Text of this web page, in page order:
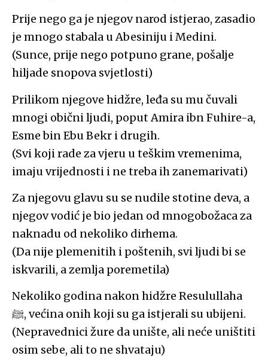
Prije nego ga je njegov narod istjerao, zasadio
je mnogo stabala u Abesiniju i Medini.
(Sunce, prije nego potpuno grane, pošalje
hiljade snopova svjetlosti)
Prilikom njegove hidžre, leđa su mu čuvali
mnogi obični ljudi, poput Amira ibn Fuhire-a,
Esme bin Ebu Bekr i drugih.
(Svi koji rade za vjeru u teškim vremenima,
imaju vrijednosti i ne treba ih zanemarivati)
Za njegovu glavu su se nudile stotine deva, a
njegov vodić je bio jedan od mnogobožaca za
naknadu od nekoliko dirhema.
(Da nije plemenitih i poštenih, svi ljudi bi se
iskvarili, a zemlja poremetila)
Nekoliko godina nakon hidžre Resulullaha
ﷺ, većina onih koji su ga istjerali su ubijeni.
(Nepravednici žure da unište, ali neće uništiti
osim sebe, ali to ne shvataju)